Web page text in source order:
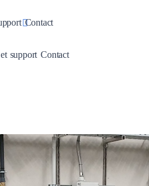
Toggle Dropdown
Contact
supportToggle Dropdown
Contact